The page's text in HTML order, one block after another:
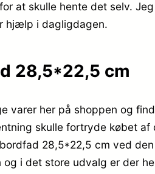
at skulle hente det selv.
hjælp i dagligdagen.
28,5*22,5 cm
her på shoppen og
skulle fortryde købet
28,5*22,5 cm ved
i det store udvalg er der